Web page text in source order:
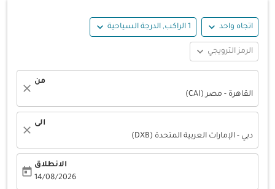
اتجاه واحد expand_more 1 الراكب, الدرجة السياحية expand_more
الرمز الترويجي expand_more
من
القاهرة - مصر (CAI)
close
الى
دبي - الإمارات العربية المتحدة (DXB)
close
الانطلاق
14/08/2026
today